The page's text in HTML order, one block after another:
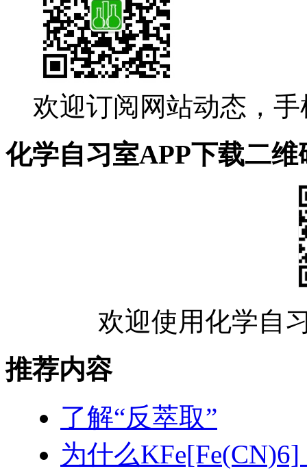
欢迎订阅网站动态，
化学自习室APP下载二维
欢迎使用化学自
推荐内容
了解“反萃取”
为什么